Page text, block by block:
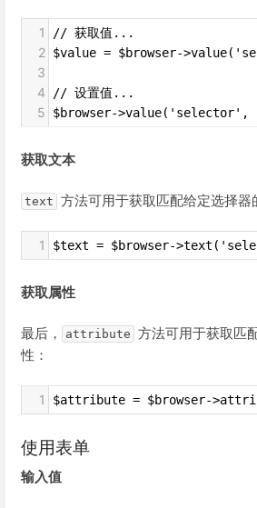
1 // 获取值...
2 $value = $browser-
3
4
// 设置值...
5 $browser-
获取文本
text 方法可用于获取匹配给定选择器
1 $text = $browser-
获取属性
最后， attribute 方法可用于获取匹
性：
1 $attribute = $browser-
使用表单
输入值